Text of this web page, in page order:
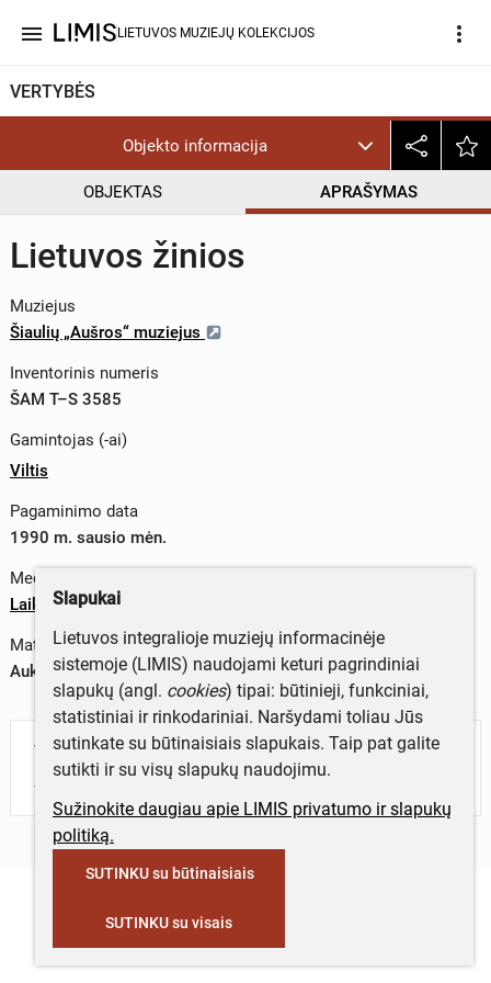
menu LIETUVOS MUZIEJŲ KOLEKCIJOS more_vert
VERTYBĖS
Objekto informacija
OBJEKTAS APRAŠYMAS
Lietuvos žinios
Muziejus
Šiaulių „Aušros“ muziejus
Inventorinis numeris
ŠAM T–S 3585
Gamintojas (-ai)
Viltis
Pagaminimo data
1990 m. sausio mėn.
Medžiagos
Laikraštinis popierius
Matmenys
Aukštis x plotis – 45,1 x 30 cm
Turite daugiau informacijos apie objektą?
Parašykite mums!
Slapukai
Lietuvos integralioje muziejų informacinėje
sistemoje (LIMIS) naudojami keturi pagrindiniai
slapukų (angl. cookies) tipai: būtinieji, funkciniai,
statistiniai ir rinkodariniai. Naršydami toliau Jūs
sutinkate su būtinaisiais slapukais. Taip pat galite
sutikti ir su visų slapukų naudojimu.
Sužinokite daugiau apie LIMIS privatumo ir slapukų
politiką.
SUTINKU su būtinaisiais
SUTINKU su visais